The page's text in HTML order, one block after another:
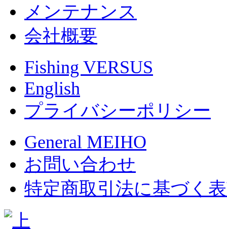
メンテナンス
会社概要
Fishing VERSUS
English
プライバシーポリシー
General MEIHO
お問い合わせ
特定商取引法に基づく